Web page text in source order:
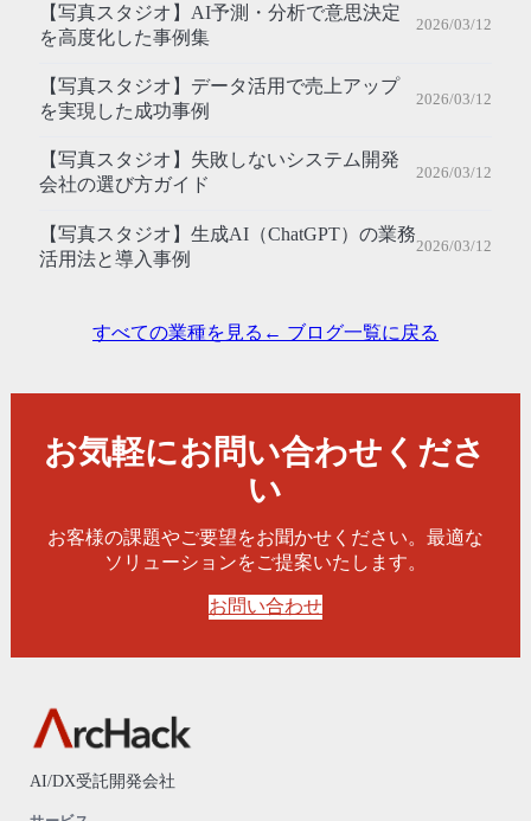
【写真スタジオ】AI予測・分析で意思決定
を高度化した事例集
2026/03/12
【写真スタジオ】データ活用で売上アップ
を実現した成功事例
2026/03/12
【写真スタジオ】失敗しないシステム開発
会社の選び方ガイド
2026/03/12
【写真スタジオ】生成AI（ChatGPT）の業務
活用法と導入事例
2026/03/12
すべての業種を見る ← ブログ一覧に戻る
お気軽にお問い合わせくださ
い
お客様の課題やご要望をお聞かせください。最適な
ソリューションをご提案いたします。
お問い合わせ
AI/DX受託開発会社